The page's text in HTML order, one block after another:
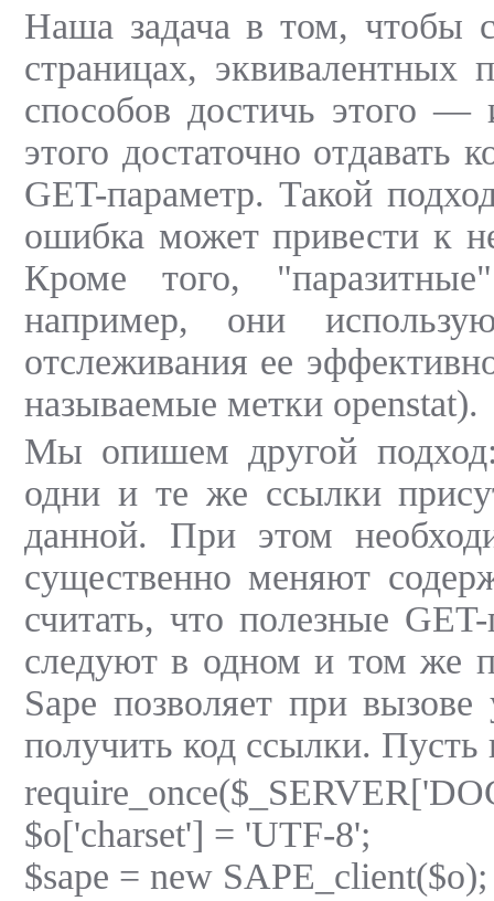
Наша задача в том, чтобы
страницах,
способов достичь этого —
этого достаточно отдавать
GET-параметр. Такой
ошибка может привести к
Кроме того,
например, они
отслеживания ее
называемые метки openstat).
Мы опишем другой
одни и те же ссылки
данной. При этом
существенно меняют
считать, что полезные
следуют в одном и том же
Sape позволяет при
получить код ссылки. Пусть
$o['charset'] = 'UTF-8';
$sape = new SAPE_client($o);